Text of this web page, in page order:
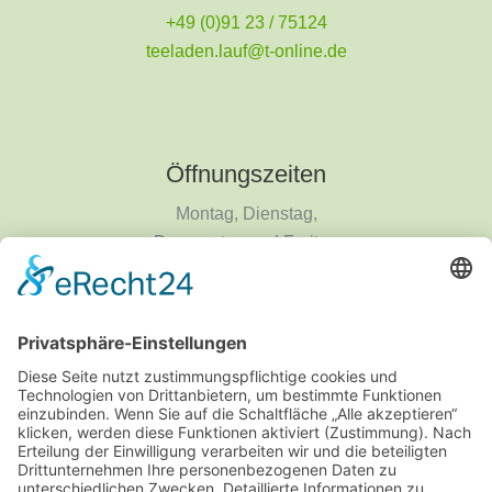
+49 (0)91 23 / 75124
teeladen.lauf@t-online.de
Öffnungszeiten
Montag, Dienstag,
Donnerstag und Freitag
9 - 14 Uhr
Informationen